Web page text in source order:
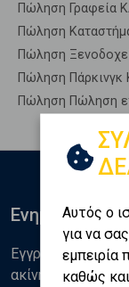
Πώληση Γραφεία
Πώληση
Πώληση
Πώληση
Πώληση Πώληση
Αυτός ο
για να
εμπειρία
καθώς
Ενημερωθείτε
Εγγραφείτε στο
ακίνητα,